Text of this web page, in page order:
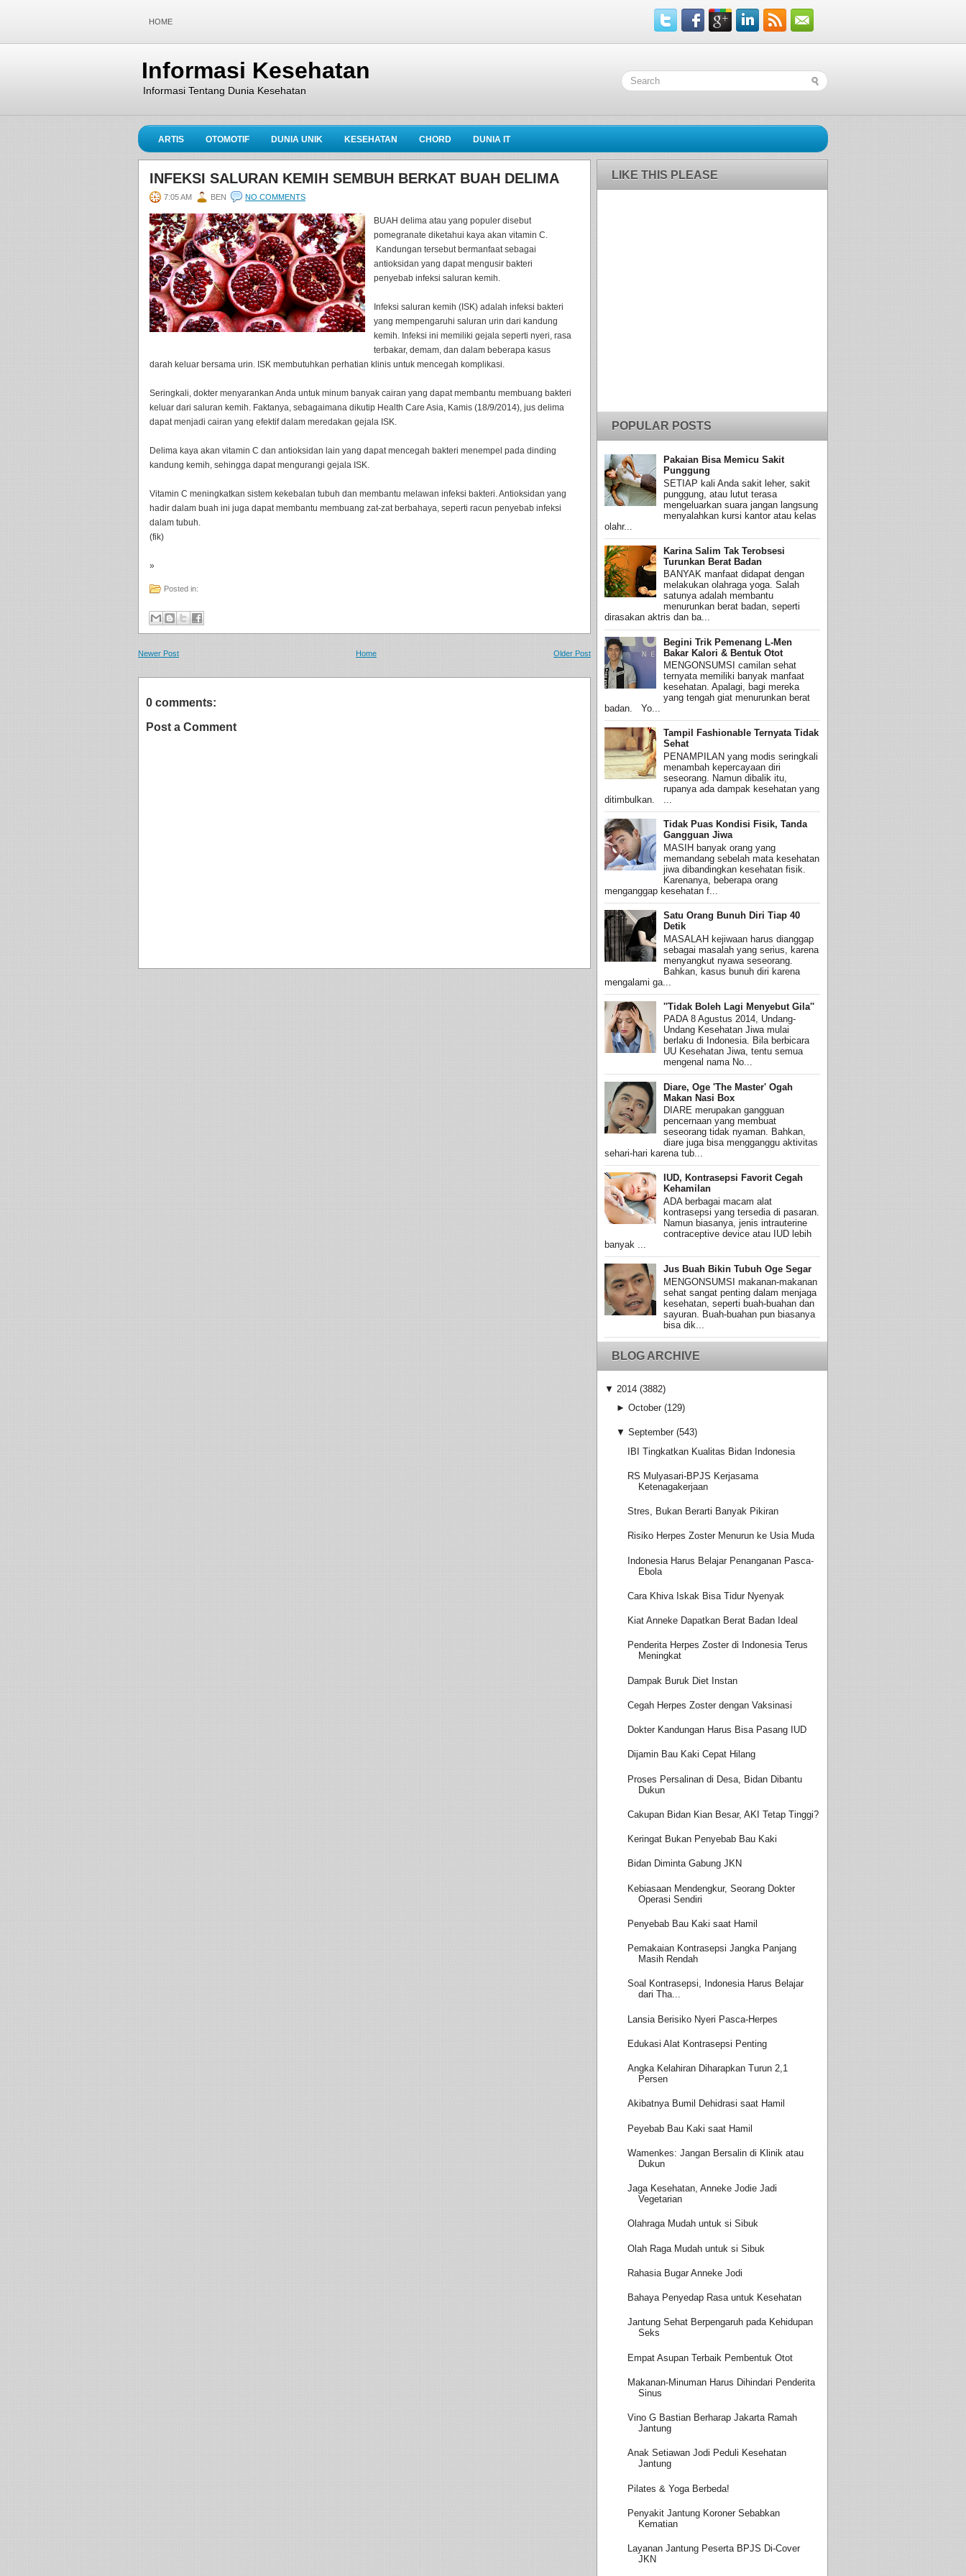
HOME
Informasi Kesehatan
Informasi Tentang Dunia Kesehatan
ARTIS OTOMOTIF DUNIA UNIK KESEHATAN CHORD DUNIA IT
INFEKSI SALURAN KEMIH SEMBUH BERKAT BUAH DELIMA
7:05 AM BEN NO COMMENTS
BUAH delima atau yang populer disebut
pomegranate diketahui kaya akan vitamin C.
Kandungan tersebut bermanfaat sebagai
antioksidan yang dapat mengusir bakteri
penyebab infeksi saluran kemih.
Infeksi saluran kemih (ISK) adalah infeksi bakteri
yang mempengaruhi saluran urin dari kandung
kemih. Infeksi ini memiliki gejala seperti nyeri, rasa
terbakar, demam, dan dalam beberapa kasus
darah keluar bersama urin. ISK membutuhkan perhatian klinis untuk mencegah komplikasi.
Seringkali, dokter menyarankan Anda untuk minum banyak cairan yang dapat membantu membuang bakteri
keluar dari saluran kemih. Faktanya, sebagaimana dikutip Health Care Asia, Kamis (18/9/2014), jus delima
dapat menjadi cairan yang efektif dalam meredakan gejala ISK.
Delima kaya akan vitamin C dan antioksidan lain yang dapat mencegah bakteri menempel pada dinding
kandung kemih, sehingga dapat mengurangi gejala ISK.
Vitamin C meningkatkan sistem kekebalan tubuh dan membantu melawan infeksi bakteri. Antioksidan yang
hadir dalam buah ini juga dapat membantu membuang zat-zat berbahaya, seperti racun penyebab infeksi
dalam tubuh.
(fik)
»
Posted in:
Newer Post Older Post
Home
0 comments:
Post a Comment
LIKE THIS PLEASE
POPULAR POSTS
Pakaian Bisa Memicu Sakit
Punggung
SETIAP kali Anda sakit leher, sakit
punggung, atau lutut terasa
mengeluarkan suara jangan langsung
menyalahkan kursi kantor atau kelas
olahr...
Karina Salim Tak Terobsesi
Turunkan Berat Badan
BANYAK manfaat didapat dengan
melakukan olahraga yoga. Salah
satunya adalah membantu
menurunkan berat badan, seperti
dirasakan aktris dan ba...
Begini Trik Pemenang L-Men
Bakar Kalori & Bentuk Otot
MENGONSUMSI camilan sehat
ternyata memiliki banyak manfaat
kesehatan. Apalagi, bagi mereka
yang tengah giat menurunkan berat
badan. Yo...
Tampil Fashionable Ternyata Tidak
Sehat
PENAMPILAN yang modis seringkali
menambah kepercayaan diri
seseorang. Namun dibalik itu,
rupanya ada dampak kesehatan yang
ditimbulkan. ...
Tidak Puas Kondisi Fisik, Tanda
Gangguan Jiwa
MASIH banyak orang yang
memandang sebelah mata kesehatan
jiwa dibandingkan kesehatan fisik.
Karenanya, beberapa orang
menganggap kesehatan f...
Satu Orang Bunuh Diri Tiap 40
Detik
MASALAH kejiwaan harus dianggap
sebagai masalah yang serius, karena
menyangkut nyawa seseorang.
Bahkan, kasus bunuh diri karena
mengalami ga...
''Tidak Boleh Lagi Menyebut Gila''
PADA 8 Agustus 2014, Undang-
Undang Kesehatan Jiwa mulai
berlaku di Indonesia. Bila berbicara
UU Kesehatan Jiwa, tentu semua
mengenal nama No...
Diare, Oge 'The Master' Ogah
Makan Nasi Box
DIARE merupakan gangguan
pencernaan yang membuat
seseorang tidak nyaman. Bahkan,
diare juga bisa mengganggu aktivitas
sehari-hari karena tub...
IUD, Kontrasepsi Favorit Cegah
Kehamilan
ADA berbagai macam alat
kontrasepsi yang tersedia di pasaran.
Namun biasanya, jenis intrauterine
contraceptive device atau IUD lebih
banyak ...
Jus Buah Bikin Tubuh Oge Segar
MENGONSUMSI makanan-makanan
sehat sangat penting dalam menjaga
kesehatan, seperti buah-buahan dan
sayuran. Buah-buahan pun biasanya
bisa dik...
BLOG ARCHIVE
▼ 2014 (3882)
► October (129)
▼ September (543)
IBI Tingkatkan Kualitas Bidan Indonesia
RS Mulyasari-BPJS Kerjasama
Ketenagakerjaan
Stres, Bukan Berarti Banyak Pikiran
Risiko Herpes Zoster Menurun ke Usia Muda
Indonesia Harus Belajar Penanganan Pasca-
Ebola
Cara Khiva Iskak Bisa Tidur Nyenyak
Kiat Anneke Dapatkan Berat Badan Ideal
Penderita Herpes Zoster di Indonesia Terus
Meningkat
Dampak Buruk Diet Instan
Cegah Herpes Zoster dengan Vaksinasi
Dokter Kandungan Harus Bisa Pasang IUD
Dijamin Bau Kaki Cepat Hilang
Proses Persalinan di Desa, Bidan Dibantu
Dukun
Cakupan Bidan Kian Besar, AKI Tetap Tinggi?
Keringat Bukan Penyebab Bau Kaki
Bidan Diminta Gabung JKN
Kebiasaan Mendengkur, Seorang Dokter
Operasi Sendiri
Penyebab Bau Kaki saat Hamil
Pemakaian Kontrasepsi Jangka Panjang
Masih Rendah
Soal Kontrasepsi, Indonesia Harus Belajar
dari Tha...
Lansia Berisiko Nyeri Pasca-Herpes
Edukasi Alat Kontrasepsi Penting
Angka Kelahiran Diharapkan Turun 2,1
Persen
Akibatnya Bumil Dehidrasi saat Hamil
Peyebab Bau Kaki saat Hamil
Wamenkes: Jangan Bersalin di Klinik atau
Dukun
Jaga Kesehatan, Anneke Jodie Jadi
Vegetarian
Olahraga Mudah untuk si Sibuk
Olah Raga Mudah untuk si Sibuk
Rahasia Bugar Anneke Jodi
Bahaya Penyedap Rasa untuk Kesehatan
Jantung Sehat Berpengaruh pada Kehidupan
Seks
Empat Asupan Terbaik Pembentuk Otot
Makanan-Minuman Harus Dihindari Penderita
Sinus
Vino G Bastian Berharap Jakarta Ramah
Jantung
Anak Setiawan Jodi Peduli Kesehatan
Jantung
Pilates & Yoga Berbeda!
Penyakit Jantung Koroner Sebabkan
Kematian
Layanan Jantung Peserta BPJS Di-Cover
JKN